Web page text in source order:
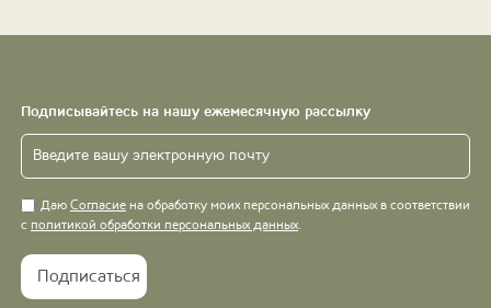
Подписывайтесь на нашу ежемесячную рассылку
Даю Согласие на обработку моих персональных данных в соответствии
с политикой обработки персональных данных.